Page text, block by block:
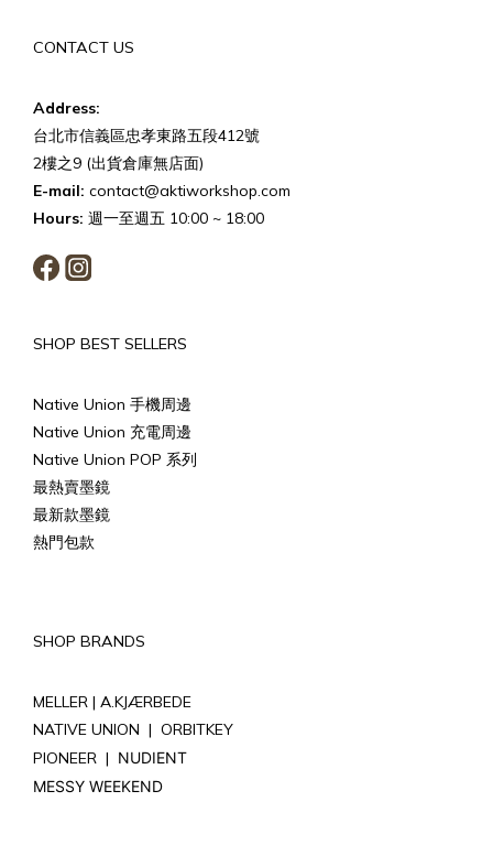
CONTACT US
Address:
台北市信義區忠孝東路五段412號
2樓之9 (出貨倉庫無店面)
E-mail: contact@aktiworkshop.com
Hours: 週一至週五 10:00 ~ 18:00
SHOP BEST SELLERS
Native Union 手機周邊
Native Union 充電周邊
Native Union POP 系列
最熱賣墨鏡
最新款墨鏡
熱門包款
SHOP BRANDS
MELLER | A.KJÆRBEDE
NATIVE UNION | ORBITKEY
PIONEER | NUDIENT
MESSY WEEKEND